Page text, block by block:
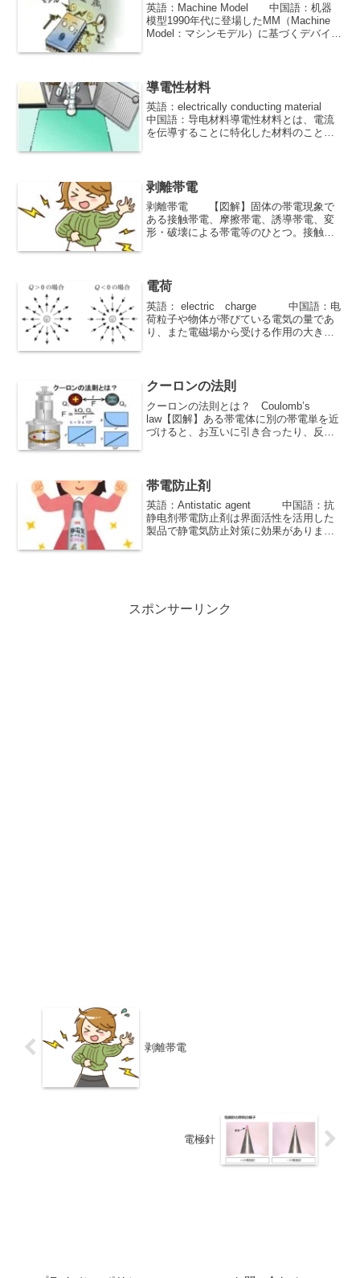
英語：Machine Model 中国語：机器
模型1990年代に登場したMM（Machine
Model：マシンモデル）に基づくデバイス
導電性材料
英語：electrically conducting material
中国語：导电材料導電性材料とは、電流
を伝導することに特化した材料のことで
剥離帯電
剥離帯電 【図解】固体の帯電現象で
ある接触帯電、摩擦帯電、誘導帯電、変
形・破壊による帯電等のひとつ。接触し
脱いだり、フィルムを剥...
電荷
英語： electric charge 中国語：电
荷粒子や物体が帯びている電気の量であ
り、また電磁場から受ける作用の大きさ
クーロンの法則
クーロンの法則とは？ Coulomb’s
law【図解】ある帯電体に別の帯電単を近
づけると、お互いに引き合ったり、反発
(単位は[N])英語ではCoulomb’s law 中国
語では库仑定律と呼ぶ。
帯電防止剤
英語：Antistatic agent 中国語：抗
静电剂帯電防止剤は界面活性を活用した
製品で静電気防止対策に効果がありま
表面の性質を変える物質のことをいいま
スポンサーリンク
剥離帯電
電極針